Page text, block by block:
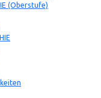
(Oberstufe)